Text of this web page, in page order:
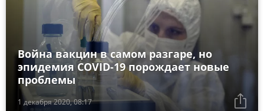
1 декабря 2020, 08:17
Война вакцин в самом разгаре, но
эпидемия COVID-19 порождает новые
проблемы